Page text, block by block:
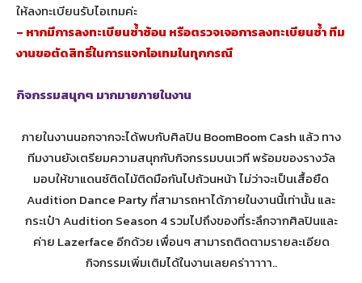
ให้ลงทะเบียนรับไอเทมค่ะ
– หากมีการลงทะเบียนซ้ำซ้อน หรือตรวจเจอการลงทะเบียนซ้ำ ทีม
งานขอตัดสิทธิ์ในการแจกไอเทมในทุกกรณี
กิจกรรมสนุกๆ มากมายภายในงาน
ภายในงานนอกจากจะได้พบกับศิลปิน BoomBoom Cash แล้ว ทาง
ทีมงานยังเตรียมความสนุกกับกิจกรรมบนเวที พร้อมของรางวัล
มอบให้ขาแดนซ์ติดไม้ติดมือกันไปถ้วนหน้า ไม่ว่าจะเป็นเสื้อยืด
Audition Dance Party ที่สามารถหาได้ภายในงานนี้เท่านั้น และ
กระเป๋า Audition Season 4 รวมไปถึงของที่ระลึกจากศิลปินและ
ค่าย Lazerface อีกด้วย เพื่อนๆ สามารถติดตามรายละเอียด
กิจกรรมเพิ่มเติมได้ในงานเลยคร่าาาาา..